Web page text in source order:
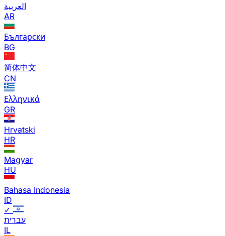
العربية
AR
Български
BG
简体中文
CN
Ελληνικά
GR
Hrvatski
HR
Magyar
HU
Bahasa Indonesia
ID
✓
עברית
IL